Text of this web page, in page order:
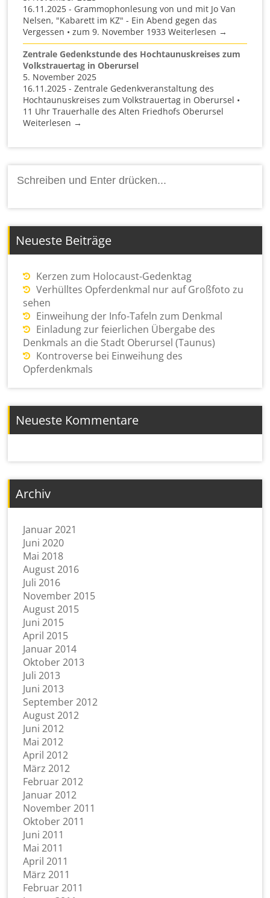
16.11.2025 - Grammophonlesung von und mit Jo Van
Nelsen, "Kabarett im KZ" - Ein Abend gegen das
Vergessen • zum 9. November 1933 Weiterlesen →
Zentrale Gedenkstunde des Hochtaunuskreises zum
Volkstrauertag in Oberursel
5. November 2025
16.11.2025 - Zentrale Gedenkveranstaltung des
Hochtaunuskreises zum Volkstrauertag in Oberursel •
11 Uhr Trauerhalle des Alten Friedhofs Oberursel
Weiterlesen →
nach:
Neueste Beiträge
Kerzen zum Holocaust-Gedenktag
Verhülltes Opferdenkmal nur auf Großfoto zu
sehen
Einweihung der Info-Tafeln zum Denkmal
Einladung zur feierlichen Übergabe des
Denkmals an die Stadt Oberursel (Taunus)
Kontroverse bei Einweihung des
Opferdenkmals
Neueste Kommentare
Archiv
Januar 2021
Juni 2020
Mai 2018
August 2016
Juli 2016
November 2015
August 2015
Juni 2015
April 2015
Januar 2014
Oktober 2013
Juli 2013
Juni 2013
September 2012
August 2012
Juni 2012
Mai 2012
April 2012
März 2012
Februar 2012
Januar 2012
November 2011
Oktober 2011
Juni 2011
Mai 2011
April 2011
März 2011
Februar 2011